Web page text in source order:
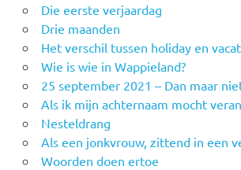
Die eerste verjaardag
Drie maanden
Het verschil tussen holiday en
Wie is wie in Wappieland?
25 september 2021 – Dan maar
Als ik mijn achternaam mocht
Nesteldrang
Als een jonkvrouw, zittend in een
Woorden doen ertoe